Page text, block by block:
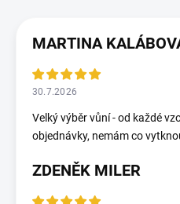
MARTINA
30.7.2026
Velký výběr vůní - od každé
objednávky, nemám co
ZDENĚK MILER